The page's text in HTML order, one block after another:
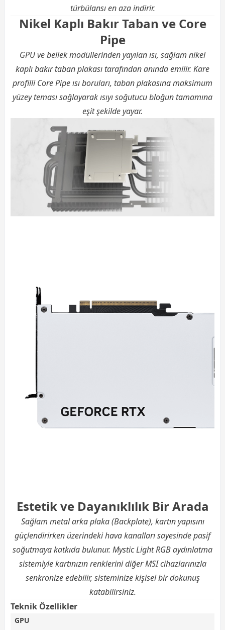
türbülansı en aza indirir.
Nikel Kaplı Bakır Taban ve Core
Pipe
GPU ve bellek modüllerinden yayılan ısı, sağlam nikel
kaplı bakır taban plakası tarafından anında emilir. Kare
profilli Core Pipe ısı boruları, taban plakasına maksimum
yüzey teması sağlayarak ısıyı soğutucu bloğun tamamına
eşit şekilde yayar.
Estetik ve Dayanıklılık Bir Arada
Sağlam metal arka plaka (Backplate), kartın yapısını
güçlendirirken üzerindeki hava kanalları sayesinde pasif
soğutmaya katkıda bulunur. Mystic Light RGB aydınlatma
sistemiyle kartınızın renklerini diğer MSI cihazlarınızla
senkronize edebilir, sisteminize kişisel bir dokunuş
katabilirsiniz.
Teknik Özellikler
GPU